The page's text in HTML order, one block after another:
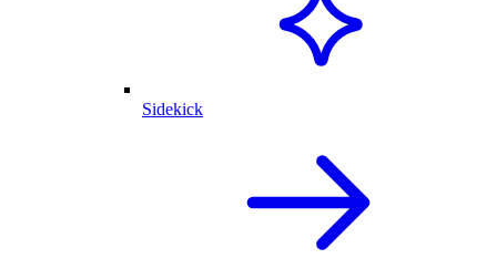
Sidekick